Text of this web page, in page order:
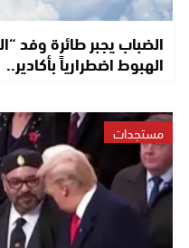
الضباب يجبر طائرة وفد
الهبوط اضطرارياً بأكادير..
مستجدات